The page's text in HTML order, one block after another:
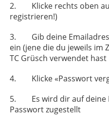
2. Klicke rechts oben
registrieren!)
3. Gib deine
ein (jene die du jeweils im
TC Grüsch verwendet hast
4. Klicke «Passwort
5. Es wird dir auf
Passwort zugestellt